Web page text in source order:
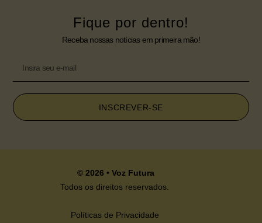
Fique por dentro!
Receba nossas notícias em primeira mão!
INSCREVER-SE
© 2026 • Voz Futura
Todos os direitos reservados.
Políticas de Privacidade